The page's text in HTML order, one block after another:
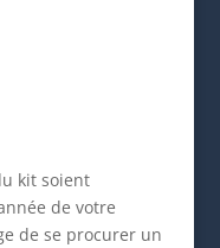
kit soient
de votre
de se procurer un